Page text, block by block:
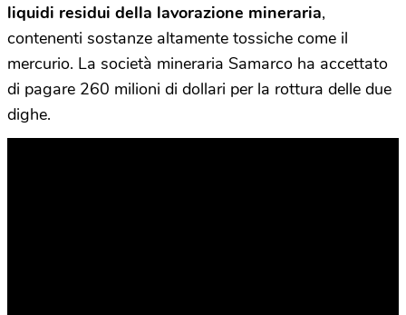
liquidi residui della lavorazione mineraria,
contenenti sostanze altamente tossiche come il
mercurio. La società mineraria Samarco ha accettato
di pagare 260 milioni di dollari per la rottura delle due
dighe.